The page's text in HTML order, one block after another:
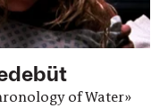
of Water»